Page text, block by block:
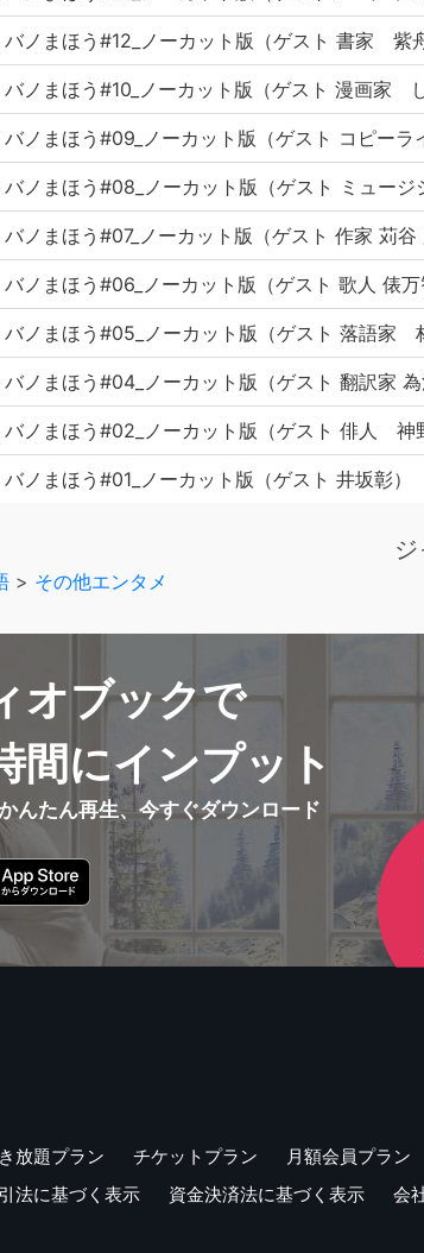
バノまほう#12_ノーカット版（ゲスト 書家 紫舟
バノまほう#10_ノーカット版（ゲスト 漫画家
バノまほう#09_ノーカット版（ゲスト コピーラ
バノまほう#08_ノーカット版（ゲスト ミュージ
バノまほう#07_ノーカット版（ゲスト 作家 苅谷
バノまほう#06_ノーカット版（ゲスト 歌人 俵万
バノまほう#05_ノーカット版（ゲスト 落語家
バノまほう#04_ノーカット版（ゲスト 翻訳家 為
バノまほう#02_ノーカット版（ゲスト 俳人 神
バノまほう#01_ノーカット版（ゲスト 井坂彰）
> その他エンタメ
オブックで
間にインプット
んたん再生、今すぐダウンロード
放題プラン チケットプラン 月額会員プラン
法に基づく表示 資金決済法に基づく表示 会